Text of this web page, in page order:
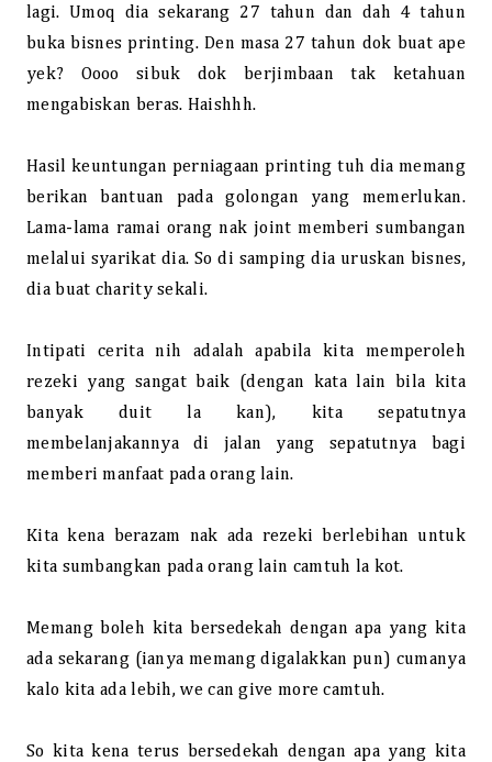
lagi. Umoq dia sekarang 27 tahun dan dah 4 tahun
buka bisnes printing. Den masa 27 tahun dok buat ape
yek? Oooo sibuk dok berjimbaan tak ketahuan
mengabiskan beras. Haishhh.
Hasil keuntungan perniagaan printing tuh dia memang
berikan bantuan pada golongan yang memerlukan.
Lama-lama ramai orang nak joint memberi sumbangan
melalui syarikat dia. So di samping dia uruskan bisnes,
dia buat charity sekali.
Intipati cerita nih adalah apabila kita memperoleh
rezeki yang sangat baik (dengan kata lain bila kita
banyak duit la kan), kita sepatutnya
membelanjakannya di jalan yang sepatutnya bagi
memberi manfaat pada orang lain.
Kita kena berazam nak ada rezeki berlebihan untuk
kita sumbangkan pada orang lain camtuh la kot.
Memang boleh kita bersedekah dengan apa yang kita
ada sekarang (ianya memang digalakkan pun) cumanya
kalo kita ada lebih, we can give more camtuh.
So kita kena terus bersedekah dengan apa yang kita